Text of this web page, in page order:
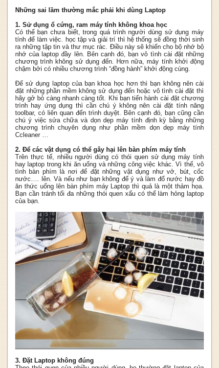
Những sai lầm thường mắc phải khi dùng Laptop
1. Sử dụng ổ cứng, ram máy tính không khoa học
Có thể bạn chưa biết, trong quá trình người dùng sử dụng máy
tính để làm việc. học tập và giải trí thì hệ thống sẽ đồng thời sinh
ra những tập tin và thư mục rác. Điều này sẽ khiến cho bộ nhớ bộ
nhớ của laptop đầy lên. Bên cạnh đó, bạn vô tình cài đặt những
chương trình không sử dụng đến. Hơn nữa, máy tính khởi động
chậm bởi có nhiều chương trình “đồng hành” khởi động cùng.
Để sử dụng laptop của bạn khoa học hơn thì bạn không nên cài
đặt những phần mềm không sử dụng đến hoặc vô tình cài đặt thì
hãy gở bỏ càng nhanh càng tốt. Khi bạn tiến hành cài đặt chương
trình hay ứng dụng thì cần chú ý không nên cài đặt tính năng
toolbar, có liên quan đến trình duyệt. Bên cạnh đó, bạn cũng cần
chú ý việc sửa chữa và dọn dẹp máy tính định kỳ bằng những
chương trình chuyên dụng như phần mềm dọn dẹp máy tính
Ccleaner …
2. Để các vật dụng có thể gây hại lên bàn phím máy tính
Trên thực tế, nhiều người dùng có thói quen sử dụng máy tính
hay laptop trong khi ăn uống và những công việc khác. Vì thế, vô
tình bàn phím là nơi để đặt những vật dụng như vở, bút, cốc
nước…. lên. Và nếu như bạn không để ý và làm đổ nước hay đồ
ăn thức uống lên bàn phím máy Laptop thì quả là một thảm họa.
Bạn cần tránh tối đa những thói quen xấu có thể làm hỏng laptop
của bạn.
3. Đặt Laptop không đúng